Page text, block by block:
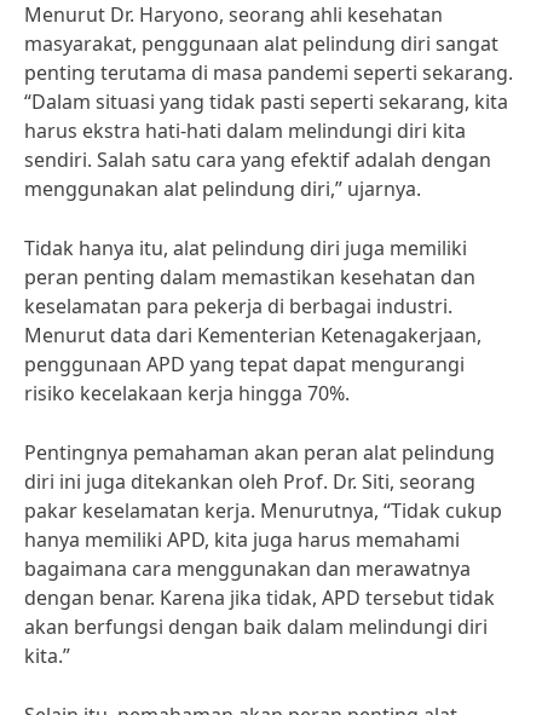
Menurut Dr. Haryono, seorang ahli kesehatan
masyarakat, penggunaan alat pelindung diri sangat
penting terutama di masa pandemi seperti sekarang.
“Dalam situasi yang tidak pasti seperti sekarang, kita
harus ekstra hati-hati dalam melindungi diri kita
sendiri. Salah satu cara yang efektif adalah dengan
menggunakan alat pelindung diri,” ujarnya.
Tidak hanya itu, alat pelindung diri juga memiliki
peran penting dalam memastikan kesehatan dan
keselamatan para pekerja di berbagai industri.
Menurut data dari Kementerian Ketenagakerjaan,
penggunaan APD yang tepat dapat mengurangi
risiko kecelakaan kerja hingga 70%.
Pentingnya pemahaman akan peran alat pelindung
diri ini juga ditekankan oleh Prof. Dr. Siti, seorang
pakar keselamatan kerja. Menurutnya, “Tidak cukup
hanya memiliki APD, kita juga harus memahami
bagaimana cara menggunakan dan merawatnya
dengan benar. Karena jika tidak, APD tersebut tidak
akan berfungsi dengan baik dalam melindungi diri
kita.”